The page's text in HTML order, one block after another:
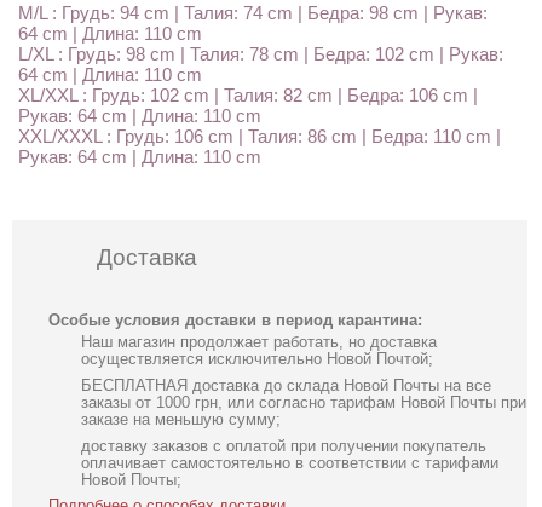
M/L : Грудь: 94 cm | Талия: 74 cm | Бедра: 98 cm | Рукав:
64 cm | Длина: 110 cm
L/XL : Грудь: 98 cm | Талия: 78 cm | Бедра: 102 cm | Рукав:
64 cm | Длина: 110 cm
XL/XXL : Грудь: 102 cm | Талия: 82 cm | Бедра: 106 cm |
Рукав: 64 cm | Длина: 110 cm
XXL/XXXL : Грудь: 106 cm | Талия: 86 cm | Бедра: 110 cm |
Рукав: 64 cm | Длина: 110 cm
Доставка
Особые условия доставки в период карантина:
Наш магазин продолжает работать, но доставка
осуществляется исключительно Новой Почтой;
БЕСПЛАТНАЯ доставка до склада Новой Почты на все
заказы от 1000 грн, или согласно тарифам Новой Почты при
заказе на меньшую сумму;
доставку заказов с оплатой при получении покупатель
оплачивает самостоятельно в соответствии с тарифами
Новой Почты;